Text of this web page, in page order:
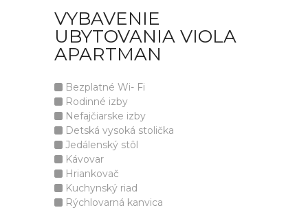
VYBAVENIE
UBYTOVANIA VIOLA
APARTMAN
Bezplatné Wi- Fi
Rodinné izby
Nefajčiarske izby
Detská vysoká stolička
Jedálenský stôl
Kávovar
Hriankovač
Kuchynský riad
Rýchlovarná kanvica